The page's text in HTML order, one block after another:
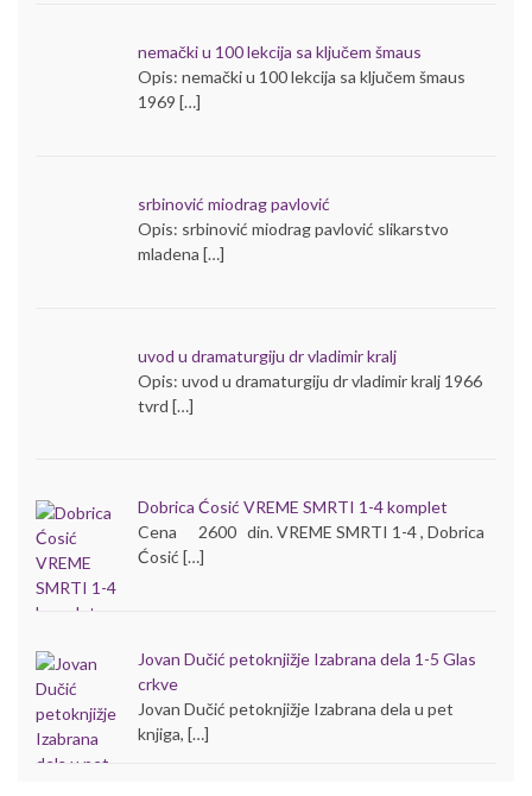
nemački u 100 lekcija sa ključem šmaus
Opis: nemački u 100 lekcija sa ključem šmaus
1969 […]
srbinović miodrag pavlović
Opis: srbinović miodrag pavlović slikarstvo
mladena […]
uvod u dramaturgiju dr vladimir kralj
Opis: uvod u dramaturgiju dr vladimir kralj 1966
tvrd […]
Dobrica Ćosić VREME SMRTI 1-4 komplet
Cena 2600 din. VREME SMRTI 1-4 , Dobrica
Ćosić […]
Jovan Dučić petoknjižje Izabrana dela 1-5 Glas
crkve
Jovan Dučić petoknjižje Izabrana dela u pet
knjiga, […]